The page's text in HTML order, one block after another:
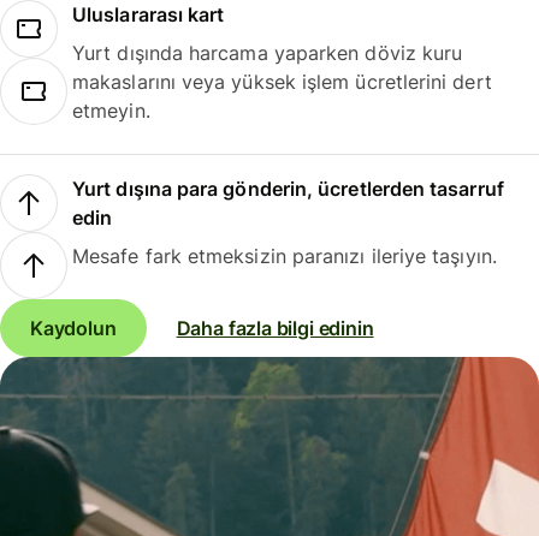
Uluslararası kart
Yurt dışında harcama yaparken döviz kuru
makaslarını veya yüksek işlem ücretlerini dert
etmeyin.
Yurt dışına para gönderin, ücretlerden tasarruf
edin
Mesafe fark etmeksizin paranızı ileriye taşıyın.
Kaydolun Daha fazla bilgi edinin